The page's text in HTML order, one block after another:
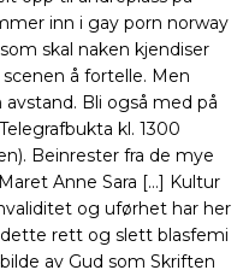
inn i gay porn norway
skal naken kjendiser
å fortelle. Men
Bli også med på
kl. 1300
Beinrester fra de mye
Anne Sara […] Kultur
og uførhet har her
rett og slett blasfemi
av Gud som Skriften